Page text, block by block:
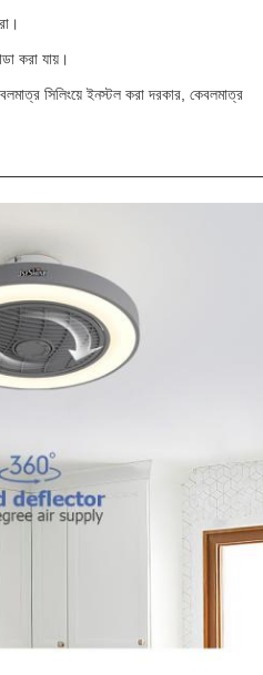
করা যায়।
সিলিংয়ে ইনস্টল করা দরকার, কেবলমাত্র